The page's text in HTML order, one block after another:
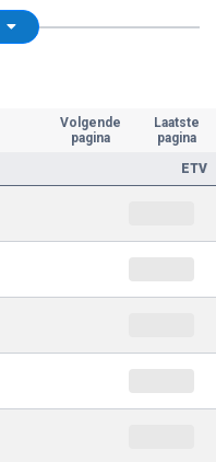
Volgende
pagina
Laatste
pagina
ETV